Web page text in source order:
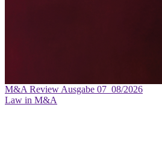
M&A Review Ausgabe 07_08/2026
Law in M&A